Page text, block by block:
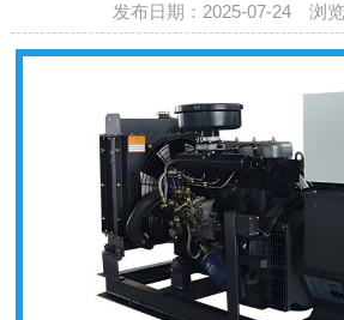
发布日期：2025-07-24 浏